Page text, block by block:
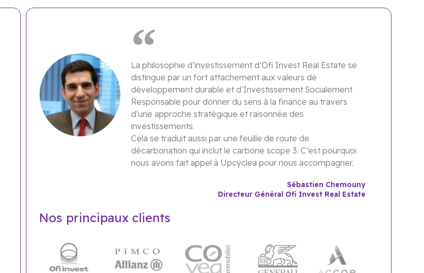
La philosophie d’investissement d’Ofi Invest Real Estate se
distingue par un fort attachement aux valeurs de
développement durable et d’Investissement Socialement
Responsable pour donner du sens à la finance au travers
d’une approche stratégique et raisonnée des
investissements.
Cela se traduit aussi par une feuille de route de
décarbonation qui inclut le carbone scope 3. C’est pourquoi
nous avons fait appel à Upcyclea pour nous accompagner.
Sébastien Chemouny
Directeur Général Ofi Invest Real Estate
Nos principaux clients